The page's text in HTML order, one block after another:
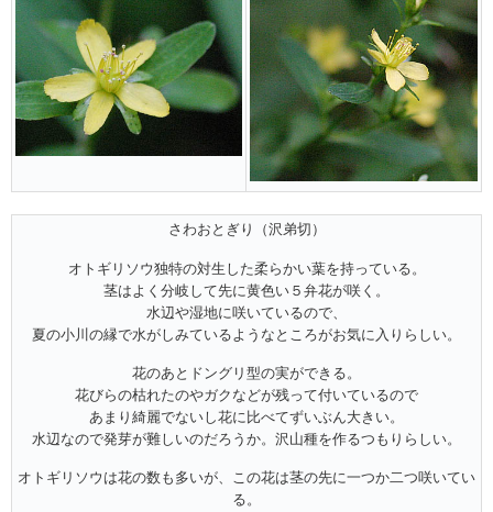
さわおとぎり（沢弟切）
オトギリソウ独特の対生した柔らかい葉を持っている。
茎はよく分岐して先に黄色い５弁花が咲く。
水辺や湿地に咲いているので、
夏の小川の縁で水がしみているようなところがお気に入りらしい。
花のあとドングリ型の実ができる。
花びらの枯れたのやガクなどが残って付いているので
あまり綺麗でないし花に比べてずいぶん大きい。
水辺なので発芽が難しいのだろうか。沢山種を作るつもりらしい。
オトギリソウは花の数も多いが、この花は茎の先に一つか二つ咲いてい
る。